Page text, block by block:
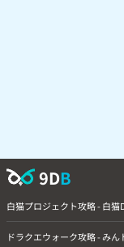
9DB
白猫プロジェクト攻略 - 白猫
ドラクエウォーク攻略 - みん